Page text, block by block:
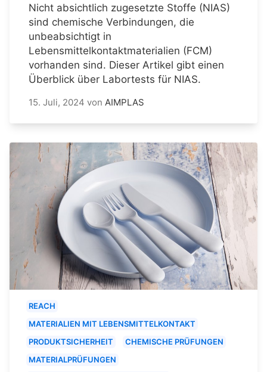
Nicht absichtlich zugesetzte Stoffe (NIAS)
sind chemische Verbindungen, die
unbeabsichtigt in
Lebensmittelkontaktmaterialien (FCM)
vorhanden sind. Dieser Artikel gibt einen
Überblick über Labortests für NIAS.
15. Juli, 2024 von AIMPLAS
REACH
MATERIALIEN MIT LEBENSMITTELKONTAKT
PRODUKTSICHERHEIT
CHEMISCHE PRÜFUNGEN
MATERIALPRÜFUNGEN